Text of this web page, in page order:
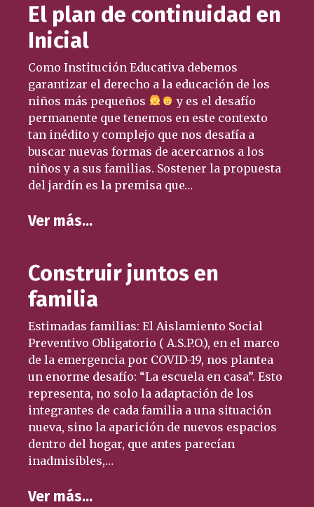
El plan de continuidad en
Inicial
Como Institución Educativa debemos
garantizar el derecho a la educación de los
niños más pequeños
y es el desafío
permanente que tenemos en este contexto
tan inédito y complejo que nos desafía a
buscar nuevas formas de acercarnos a los
niños y a sus familias. Sostener la propuesta
del jardín es la premisa que…
Ver más…
Construir juntos en
familia
Estimadas familias: El Aislamiento Social
Preventivo Obligatorio ( A.S.P.O.), en el marco
de la emergencia por COVID-19, nos plantea
un enorme desafío: “La escuela en casa”. Esto
representa, no solo la adaptación de los
integrantes de cada familia a una situación
nueva, sino la aparición de nuevos espacios
dentro del hogar, que antes parecían
inadmisibles,…
Ver más…